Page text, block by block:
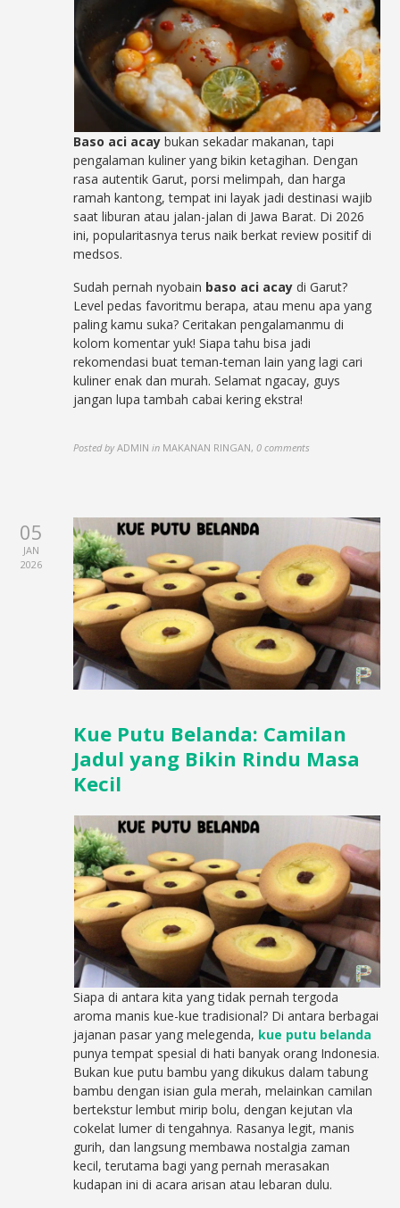
Baso aci acay bukan sekadar makanan, tapi
pengalaman kuliner yang bikin ketagihan. Dengan
rasa autentik Garut, porsi melimpah, dan harga
ramah kantong, tempat ini layak jadi destinasi wajib
saat liburan atau jalan-jalan di Jawa Barat. Di 2026
ini, popularitasnya terus naik berkat review positif di
medsos.
Sudah pernah nyobain baso aci acay di Garut?
Level pedas favoritmu berapa, atau menu apa yang
paling kamu suka? Ceritakan pengalamanmu di
kolom komentar yuk! Siapa tahu bisa jadi
rekomendasi buat teman-teman lain yang lagi cari
kuliner enak dan murah. Selamat ngacay, guys
jangan lupa tambah cabai kering ekstra!
Posted by ADMIN in MAKANAN RINGAN,0 comments
05
JAN
2026
Kue Putu Belanda: Camilan
Jadul yang Bikin Rindu Masa
Kecil
Siapa di antara kita yang tidak pernah tergoda
aroma manis kue-kue tradisional? Di antara berbagai
jajanan pasar yang melegenda, kue putu belanda
punya tempat spesial di hati banyak orang Indonesia.
Bukan kue putu bambu yang dikukus dalam tabung
bambu dengan isian gula merah, melainkan camilan
bertekstur lembut mirip bolu, dengan kejutan vla
cokelat lumer di tengahnya. Rasanya legit, manis
gurih, dan langsung membawa nostalgia zaman
kecil, terutama bagi yang pernah merasakan
kudapan ini di acara arisan atau lebaran dulu.